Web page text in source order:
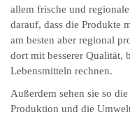
allem frische und
darauf, dass die Produkte
am besten aber regional
dort mit besserer Qualität,
Lebensmitteln rechnen.
Außerdem sehen sie so
Produktion und die